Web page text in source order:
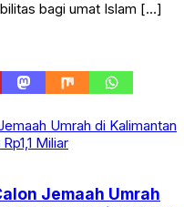
bagi umat Islam […]
Jemaah Umrah